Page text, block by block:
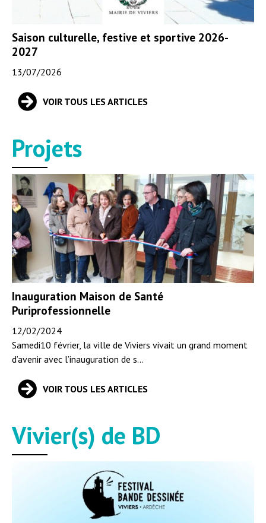
Saison culturelle, festive et sportive 2026-
2027
13/07/2026
VOIR TOUS LES ARTICLES
Projets
Inauguration Maison de Santé
Puriprofessionnelle
12/02/2024
Samedi10 février, la ville de Viviers vivait un grand moment
d’avenir avec l’inauguration de s...
VOIR TOUS LES ARTICLES
Vivier(s) de BD